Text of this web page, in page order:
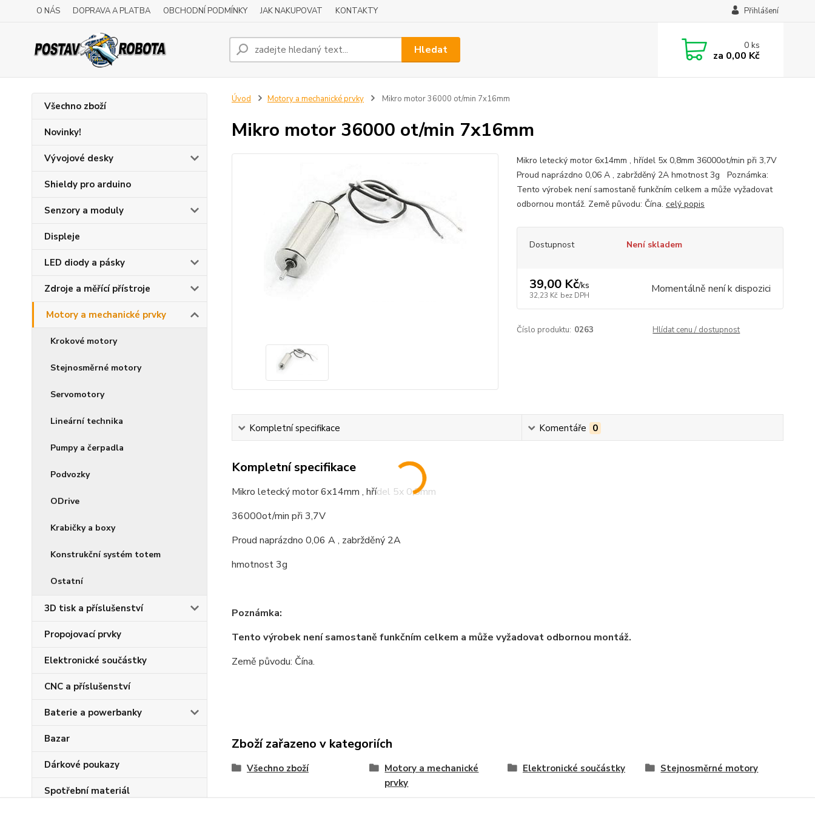
O NÁS DOPRAVA A PLATBA OBCHODNÍ PODMÍNKY JAK NAKUPOVAT KONTAKTY Přihlášení
Hledat 0ks
za 0,00 Kč
Všechno zboží
Novinky!
Vývojové desky
Shieldy pro arduino
Senzory a moduly
Displeje
LED diody a pásky
Zdroje a měřící přístroje
Motory a mechanické prvky
Krokové motory
Stejnosměrné motory
Servomotory
Lineární technika
Pumpy a čerpadla
Podvozky
ODrive
Krabičky a boxy
Konstrukční systém totem
Ostatní
3D tisk a příslušenství
Propojovací prvky
Elektronické součástky
CNC a příslušenství
Baterie a powerbanky
Bazar
Dárkové poukazy
Spotřební materiál
Úvod Motory a mechanické prvky Mikro motor 36000 ot/min 7x16mm
Mikro motor 36000 ot/min 7x16mm
Mikro letecký motor 6x14mm , hřídel 5x 0,8mm 36000ot/min při 3,7V
Proud naprázdno 0,06 A , zabržděný 2A hmotnost 3g Poznámka:
Tento výrobek není samostaně funkčním celkem a může vyžadovat
odbornou montáž. Země původu: Čína. celý popis
Dostupnost Není skladem
39,00 Kč/ks
32,23 Kč bez DPH Momentálně není k dispozici
Číslo produktu: 0263 Hlídat cenu / dostupnost
Kompletní specifikace Komentáře 0
Kompletní specifikace
Mikro letecký motor 6x14mm , hřídel 5x 0,8mm
36000ot/min při 3,7V
Proud naprázdno 0,06 A , zabržděný 2A
hmotnost 3g
Poznámka:
Tento výrobek není samostaně funkčním celkem a může vyžadovat odbornou montáž.
Země původu: Čína.
Zboží zařazeno v kategoriích
Všechno zboží
Motory a mechanické
prvky
Elektronické součástky Stejnosměrné motory